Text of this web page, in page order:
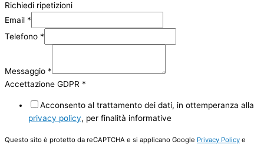
Richiedi ripetizioni
Email *
Telefono *
Messaggio *
Accettazione GDPR *
Acconsento al trattamento dei dati, in ottemperanza alla
privacy policy, per finalità informative
Questo sito è protetto da reCAPTCHA e si applicano Google Privacy Policy e